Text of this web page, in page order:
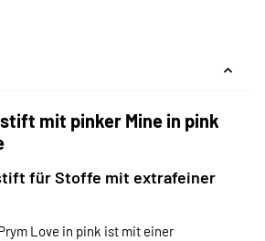
mit pinker Mine in pink
für Stoffe mit extrafeiner
Love in pink ist mit einer